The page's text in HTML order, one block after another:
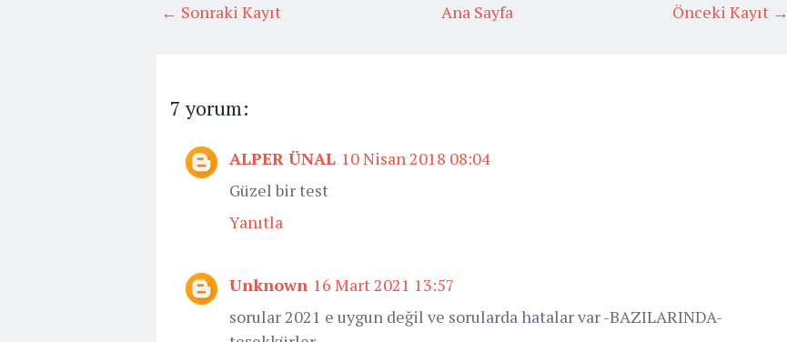
← Sonraki Kayıt Önceki Kayıt →
Ana Sayfa
7 yorum:
ALPER ÜNAL 10 Nisan 2018 08:04
Güzel bir test
Yanıtla
Unknown 16 Mart 2021 13:57
sorular 2021 e uygun değil ve sorularda hatalar var -BAZILARINDA-